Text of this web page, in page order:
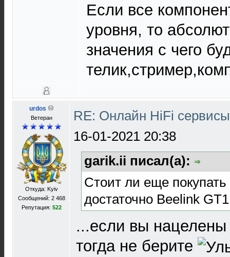
Если все
уровня, то
значения с чего
urdos
Ветеран
Откуда: Kyiv
Сообщений: 2 468
Репутация: 522
RE: Онлайн HiFi
16-01-2021 20:38
garik.ii писал(а):
Стоит ли еще
достаточно Beelink
...если вы
тогда не берите